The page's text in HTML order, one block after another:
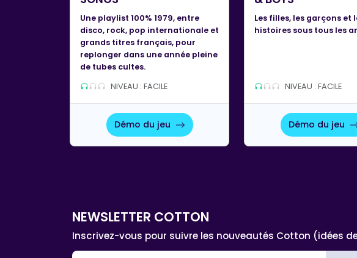
Une playlist 100% 1979, entre
disco, rock, pop internationale et
grands titres français, pour
replonger dans une année pleine
de tubes cultes.
NIVEAU : FACILE
Démo du jeu
Les filles, les garçons et
histoires sous tous les
NIVEAU : FACILE
Démo du jeu
NEWSLETTER COTTON
Inscrivez-vous pour suivre les nouveautés Cotton (idées